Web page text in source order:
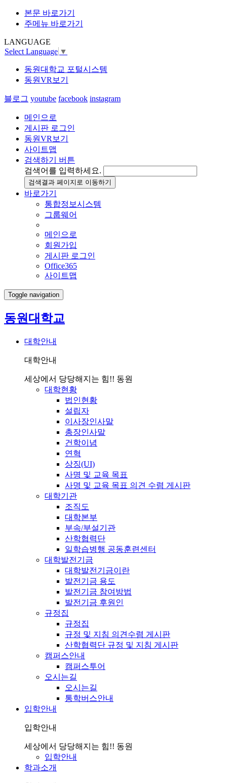
본문 바로가기
주메뉴 바로가기
LANGUAGE
Select Language ▼
동원대학교 포털시스템
동원VR보기
블로그 youtube facebook instagram
메인으로
게시판 로그인
동원VR보기
사이트맵
검색하기 버튼
검색어를 입력하세요.
검색결과 페이지로 이동하기
바로가기
통합정보시스템
그룹웨어
메인으로
회원가입
게시판 로그인
Office365
사이트맵
Toggle navigation
동원대학교
대학안내
대학안내
세상에서 당당해지는 힘!! 동원
대학현황
법인현황
설립자
이사장인사말
총장인사말
건학이념
연혁
상징(UI)
사명 및 교육 목표
사명 및 교육 목표 의견 수렴 게시판
대학기관
조직도
대학본부
부속/부설기관
산학협력단
일학습병행 공동훈련센터
대학발전기금
대학발전기금이란
발전기금 용도
발전기금 참여방법
발전기금 후원인
규정집
규정집
규정 및 지침 의견수렴 게시판
산학협력단 규정 및 지침 게시판
캠퍼스안내
캠퍼스투어
오시는길
오시는길
통학버스안내
입학안내
입학안내
세상에서 당당해지는 힘!! 동원
입학안내
학과소개